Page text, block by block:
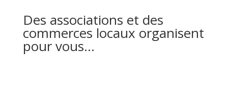
Des associations et des
commerces locaux organisent
pour vous...